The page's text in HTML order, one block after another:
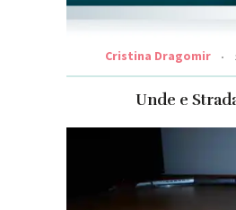
Cristina Dragomir
Unde e